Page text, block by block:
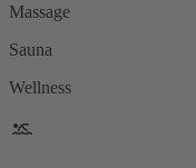
Massage
Sauna
Wellness